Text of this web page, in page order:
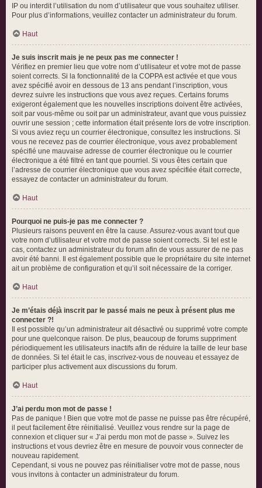
IP ou interdit l’utilisation du nom d’utilisateur que vous souhaitez utiliser.
Pour plus d’informations, veuillez contacter un administrateur du forum.
Haut
Je suis inscrit mais je ne peux pas me connecter !
Vérifiez en premier lieu que votre nom d’utilisateur et votre mot de passe
soient corrects. Si la fonctionnalité de la COPPA est activée et que vous
avez spécifié avoir en dessous de 13 ans pendant l’inscription, vous
devrez suivre les instructions que vous avez reçues. Certains forums
exigeront également que les nouvelles inscriptions doivent être activées,
soit par vous-même ou soit par un administrateur, avant que vous puissiez
ouvrir une session ; cette information était présente lors de votre inscription.
Si vous aviez reçu un courrier électronique, consultez les instructions. Si
vous ne recevez pas de courrier électronique, vous avez probablement
spécifié une mauvaise adresse de courrier électronique ou le courrier
électronique a été filtré en tant que pourriel. Si vous êtes certain que
l’adresse de courrier électronique que vous avez spécifiée était correcte,
essayez de contacter un administrateur du forum.
Haut
Pourquoi ne puis-je pas me connecter ?
Plusieurs raisons peuvent en être la cause. Assurez-vous avant tout que
votre nom d’utilisateur et votre mot de passe soient corrects. Si tel est le
cas, contactez un administrateur du forum afin de vous assurer de ne pas
avoir été banni. Il est également possible que le propriétaire du site internet
ait un problème de configuration et qu’il soit nécessaire de la corriger.
Haut
Je m’étais déjà inscrit par le passé mais ne peux à présent plus me
connecter ?!
Il est possible qu’un administrateur ait désactivé ou supprimé votre compte
pour une quelconque raison. De plus, beaucoup de forums suppriment
périodiquement les utilisateurs inactifs afin de réduire la taille de leur base
de données. Si tel était le cas, inscrivez-vous de nouveau et essayez de
participer plus activement aux discussions du forum.
Haut
J’ai perdu mon mot de passe !
Pas de panique ! Bien que votre mot de passe ne puisse pas être récupéré,
il peut facilement être réinitialisé. Veuillez vous rendre sur la page de
connexion et cliquer sur « J’ai perdu mon mot de passe ». Suivez les
instructions et vous devriez être en mesure de pouvoir vous connecter de
nouveau rapidement.
Cependant, si vous ne pouvez pas réinitialiser votre mot de passe, nous
vous invitons à contacter un administrateur du forum.